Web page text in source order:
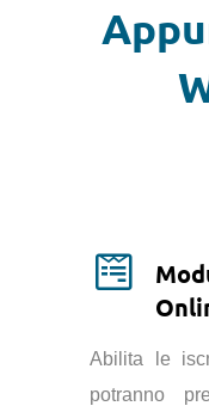
Abilita le
potranno